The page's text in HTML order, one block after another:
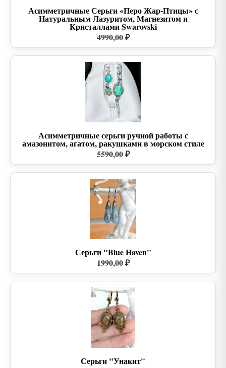
Асимметричные Серьги «Перо Жар-Птицы» с
Натуральным Лазуритом, Магнезитом и
Кристаллами Swarovski
4990,00 ₽
Асимметричные серьги ручной работы с
амазонитом, агатом, ракушками в морском стиле
5590,00 ₽
Серьги "Blue Haven"
1990,00 ₽
Серьги "Унакит"